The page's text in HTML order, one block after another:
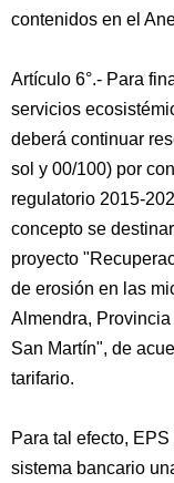
contenidos en el
Artículo 6°.- Para
servicios
deberá continuar
sol y 00/100) por
regulatorio 2015-
concepto se
proyecto
de erosión en las
Almendra,
San Martín", de
tarifario.
Para tal efecto,
sistema bancario